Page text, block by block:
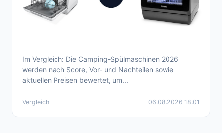
Aktueller Camping-Spülmaschinen Vergleich
2026
Im Vergleich: Die Camping-Spülmaschinen 2026
werden nach Score, Vor- und Nachteilen sowie
aktuellen Preisen bewertet, um...
Vergleich 06.08.2026 18:01